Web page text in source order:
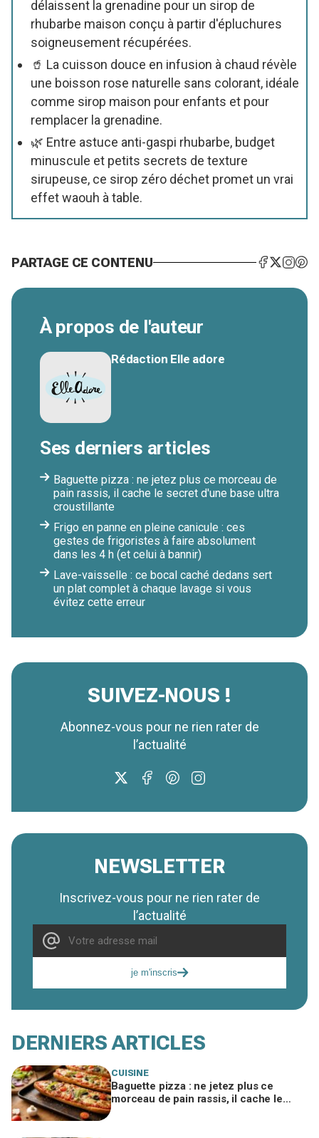
délaissent la grenadine pour un sirop de
rhubarbe maison conçu à partir d'épluchures
soigneusement récupérées.
🥤 La cuisson douce en infusion à chaud révèle
une boisson rose naturelle sans colorant, idéale
comme sirop maison pour enfants et pour
remplacer la grenadine.
🌿 Entre astuce anti-gaspi rhubarbe, budget
minuscule et petits secrets de texture
sirupeuse, ce sirop zéro déchet promet un vrai
effet waouh à table.
PARTAGE CE CONTENU
À propos de l'auteur
Rédaction Elle adore
Ses derniers articles
Baguette pizza : ne jetez plus ce morceau de
pain rassis, il cache le secret d'une base ultra
croustillante
Frigo en panne en pleine canicule : ces
gestes de frigoristes à faire absolument
dans les 4 h (et celui à bannir)
Lave-vaisselle : ce bocal caché dedans sert
un plat complet à chaque lavage si vous
évitez cette erreur
SUIVEZ-NOUS !
Abonnez-vous pour ne rien rater de
l’actualité
NEWSLETTER
Inscrivez-vous pour ne rien rater de
l’actualité
je m'inscris
DERNIERS ARTICLES
CUISINE
Baguette pizza : ne jetez plus ce
morceau de pain rassis, il cache le